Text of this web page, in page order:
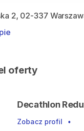
2, 02-337
oferty
Decathlon
Zobacz profil •